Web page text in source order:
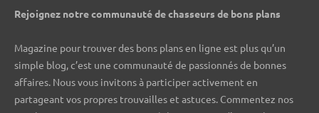
Rejoignez notre communauté de chasseurs de bons plans ️
Magazine pour trouver des bons plans en ligne est plus qu’un
simple blog, c’est une communauté de passionnés de bonnes
affaires. Nous vous invitons à participer activement en
partageant vos propres trouvailles et astuces. Commentez nos